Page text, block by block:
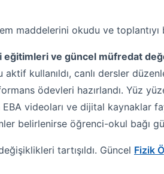
okudu ve toplantıyı
eğitimleri ve güncel müfredat
kullanıldı, canlı dersler
ödevleri hazırlandı. Yüz
videoları ve dijital kaynaklar
belirlenirse öğrenci-okul bağı
tartışıldı. Güncel Fizik